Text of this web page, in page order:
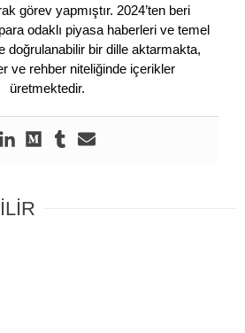
görev yapmıştır. 2024’ten beri
odaklı piyasa haberleri ve temel
doğrulanabilir bir dille aktarmakta,
ve rehber niteliğinde içerikler
üretmektedir.